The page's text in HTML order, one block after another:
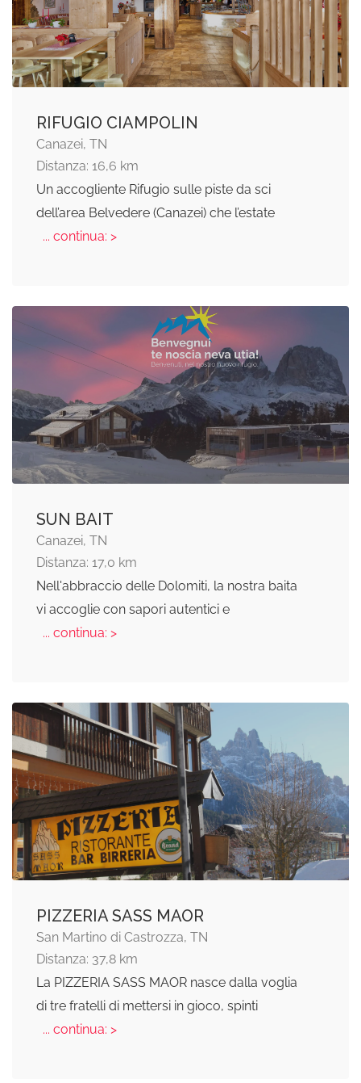
RIFUGIO CIAMPOLIN
Canazei, TN
Distanza: 16,6 km
Un accogliente Rifugio sulle piste da sci
dell’area Belvedere (Canazei) che l’estate
... continua: >
SUN BAIT
Canazei, TN
Distanza: 17,0 km
Nell'abbraccio delle Dolomiti, la nostra baita
vi accoglie con sapori autentici e
... continua: >
PIZZERIA SASS MAOR
San Martino di Castrozza, TN
Distanza: 37,8 km
La PIZZERIA SASS MAOR nasce dalla voglia
di tre fratelli di mettersi in gioco, spinti
... continua: >